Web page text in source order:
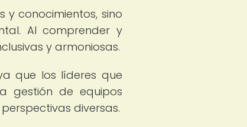
y conocimientos, sino
Al comprender y
y armoniosas.
que los líderes que
gestión de equipos
diversas.